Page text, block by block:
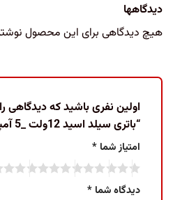
دیدگاهها
هیچ دیدگاهی برای این محصول
اولین نفری باشید که دیدگاهی
“باتری سیلد اسید 12ولت _5 آمپر Montex”
امتیاز شما *
دیدگاه شما *